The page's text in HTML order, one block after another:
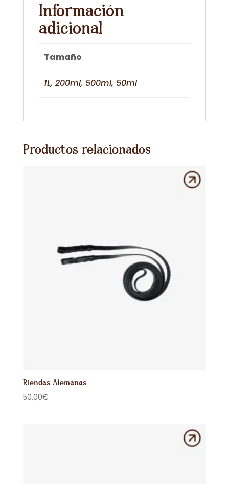
Información
adicional
Tamaño
1L, 200ml, 500ml, 50ml
Productos relacionados
Riendas Alemanas
50,00€